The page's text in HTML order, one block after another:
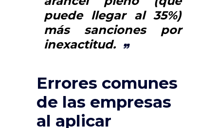
puede llegar al 35%)
más sanciones por
inexactitud.
Errores comunes
de las empresas
al aplicar